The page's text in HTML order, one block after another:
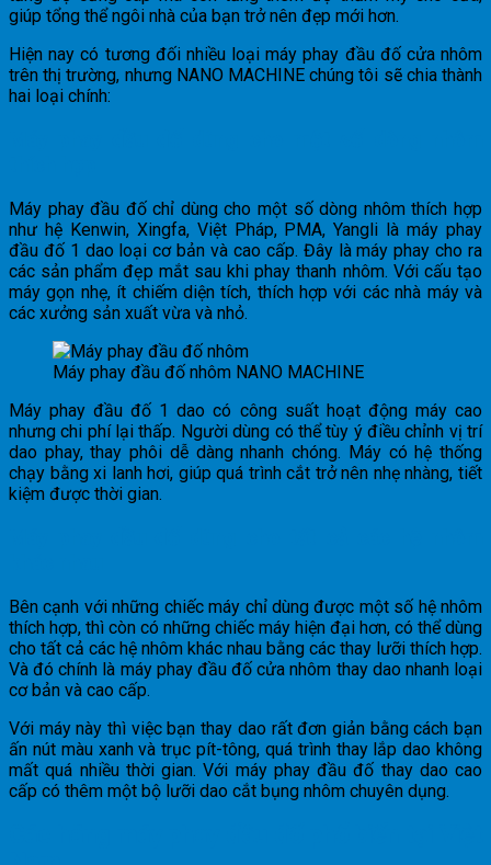
giúp tổng thể ngôi nhà của bạn trở nên đẹp mới hơn.
Hiện nay có tương đối nhiều loại máy phay đầu đố cửa nhôm
trên thị trường, nhưng NANO MACHINE chúng tôi sẽ chia thành
hai loại chính:
Máy phay đầu đố chỉ dùng cho một số dòng nhôm thích hợp
như hệ Kenwin, Xingfa, Việt Pháp, PMA, Yangli là máy phay
đầu đố 1 dao loại cơ bản và cao cấp. Đây là máy phay cho ra
các sản phẩm đẹp mắt sau khi phay thanh nhôm. Với cấu tạo
máy gọn nhẹ, ít chiếm diện tích, thích hợp với các nhà máy và
các xưởng sản xuất vừa và nhỏ.
Máy phay đầu đố nhôm NANO MACHINE
Máy phay đầu đố 1 dao có công suất hoạt động máy cao
nhưng chi phí lại thấp. Người dùng có thể tùy ý điều chỉnh vị trí
dao phay, thay phôi dễ dàng nhanh chóng. Máy có hệ thống
chạy bằng xi lanh hơi, giúp quá trình cắt trở nên nhẹ nhàng, tiết
kiệm được thời gian.
Bên cạnh với những chiếc máy chỉ dùng được một số hệ nhôm
thích hợp, thì còn có những chiếc máy hiện đại hơn, có thể dùng
cho tất cả các hệ nhôm khác nhau bằng các thay lưỡi thích hợp.
Và đó chính là máy phay đầu đố cửa nhôm thay dao nhanh loại
cơ bản và cao cấp.
Với máy này thì việc bạn thay dao rất đơn giản bằng cách bạn
ấn nút màu xanh và trục pít-tông, quá trình thay lắp dao không
mất quá nhiều thời gian. Với máy phay đầu đố thay dao cao
cấp có thêm một bộ lưỡi dao cắt bụng nhôm chuyên dụng.